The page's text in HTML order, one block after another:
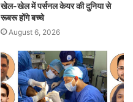
खेल-खेल में पर्सनल केयर की दुनिया से
रूबरू होंगे बच्चे
August 6, 2026